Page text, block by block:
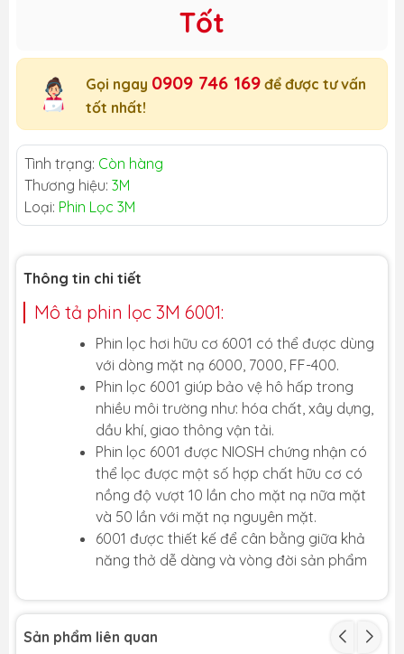
Tốt
Gọi ngay 0909 746 169 để được tư vấn
tốt nhất!
Tình trạng: Còn hàng
Thương hiệu: 3M
Loại: Phin Lọc 3M
Thông tin chi tiết
Mô tả phin lọc 3M 6001:
Phin lọc hơi hữu cơ 6001 có thể được dùng
với dòng mặt nạ 6000, 7000, FF-400.
Phin lọc 6001 giúp bảo vệ hô hấp trong
nhiều môi trường như: hóa chất, xây dựng,
dầu khí, giao thông vận tải.
Phin lọc 6001 được NIOSH chứng nhận có
thể lọc được một số hợp chất hữu cơ có
nồng độ vượt 10 lần cho mặt nạ nữa mặt
và 50 lần với mặt nạ nguyên mặt.
​​​​​​​6001 được thiết kế để cân bằng giữa khả
năng thở dễ dàng và vòng đời sản phẩm
Sản phẩm liên quan